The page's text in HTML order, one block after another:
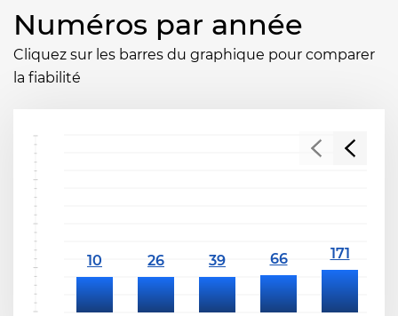
Numéros par année
Cliquez sur les barres du graphique pour comparer
la fiabilité